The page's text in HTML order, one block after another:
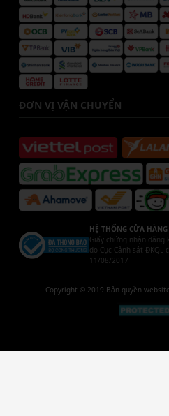
ĐƠN VỊ VẬN CHUYỂN
HỆ THỐNG CỬA
Giấy chứng nhận đăng
do Cục Cảnh sát ĐKQL
11/08/2017
Copyright © 2019 Bản quyền